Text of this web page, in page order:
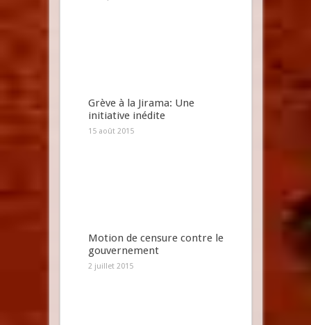
Grève à la Jirama: Une
initiative inédite
15 août 2015
Motion de censure contre le
gouvernement
2 juillet 2015